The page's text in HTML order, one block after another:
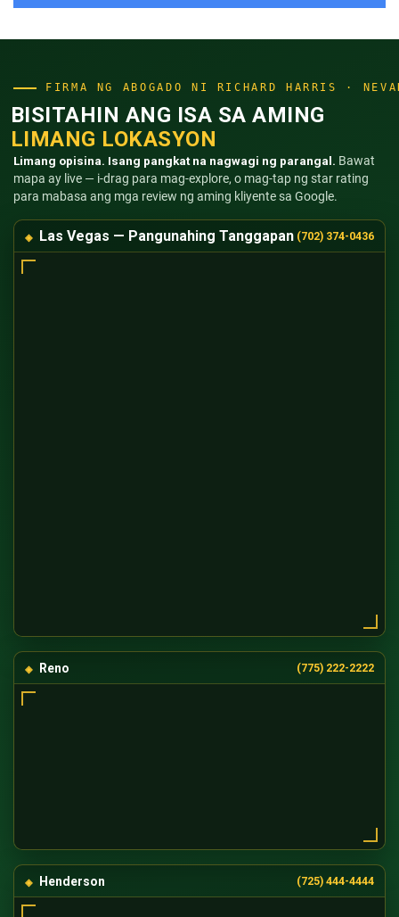
FIRMA NG ABOGADO NI RICHARD HARRIS ·
BISITAHIN ANG ISA SA AMING
LIMANG LOKASYON
Limang opisina. Isang pangkat na nagwagi ng parangal. Bawat
mapa ay live — i-drag para mag-explore, o mag-tap ng star rating
para mabasa ang mga review ng aming kliyente sa Google.
Las Vegas — Pangunahing Tanggapan (702) 374-0436
Reno (775) 222-2222
Henderson (725) 444-4444